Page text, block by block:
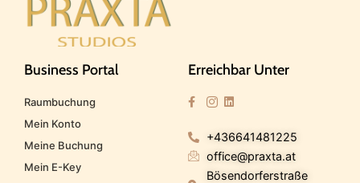
Business Portal
Raumbuchung
Mein Konto
Meine Buchung
Mein E-Key
Erreichbar Unter
+436641481225
office@praxta.at
Bösendorferstraße